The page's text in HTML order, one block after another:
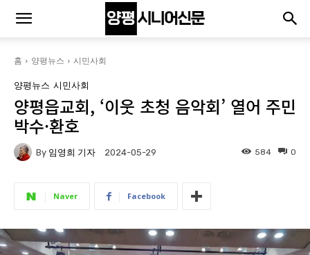
홈 양평뉴스 시민사회
양평뉴스 시민사회
양평읍교회, ‘이웃 초청 음악회’ 열어 주민
박수·환호
By 임영희 기자 2024-05-29 0
584
Naver Facebook